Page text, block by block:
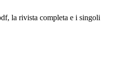
la rivista completa e i singoli